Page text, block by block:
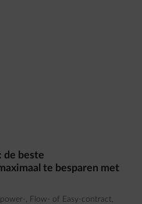
de beste
te besparen met
, Flow- of Easy-contract,